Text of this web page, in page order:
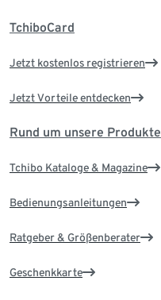
TchiboCard
Jetzt kostenlos registrieren
Jetzt Vorteile entdecken
Rund um unsere Produkte
Tchibo Kataloge & Magazine
Bedienungsanleitungen
Ratgeber & Größenberater
Geschenkkarte